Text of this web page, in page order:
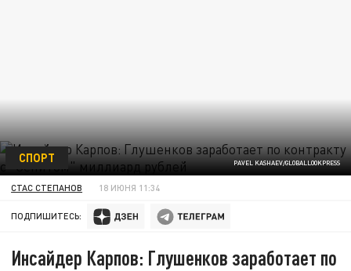
PAVEL KASHAEV/GLOBALLOOKPRESS
СПОРТ
СТАС СТЕПАНОВ 18 ИЮНЯ 11:34
ПОДПИШИТЕСЬ:
Инсайдер Карпов: Глушенков заработает по